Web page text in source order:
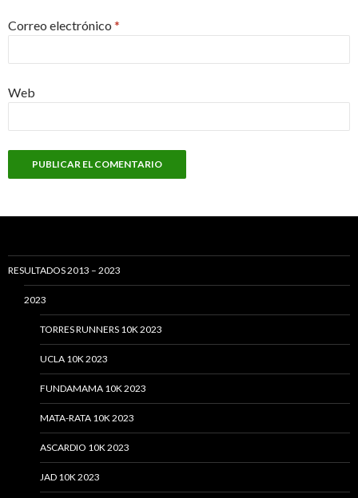
Correo electrónico *
Web
RESULTADOS 2013 – 2023
2023
TORRES RUNNERS 10K 2023
UCLA 10K 2023
FUNDAMAMA 10K 2023
MATA-RATA 10K 2023
ASCARDIO 10K 2023
JAD 10K 2023